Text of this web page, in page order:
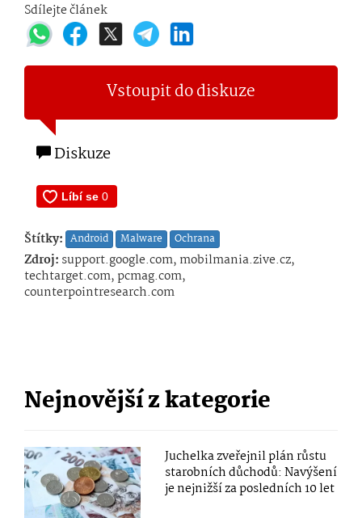
Sdílejte článek
Vstoupit do diskuze
Diskuze
Štítky: Android Malware Ochrana
Zdroj: support.google.com, mobilmania.zive.cz,
techtarget.com, pcmag.com,
counterpointresearch.com
Nejnovější z kategorie
Juchelka zveřejnil plán růstu
starobních důchodů: Navýšení
je nejnižší za posledních 10 let